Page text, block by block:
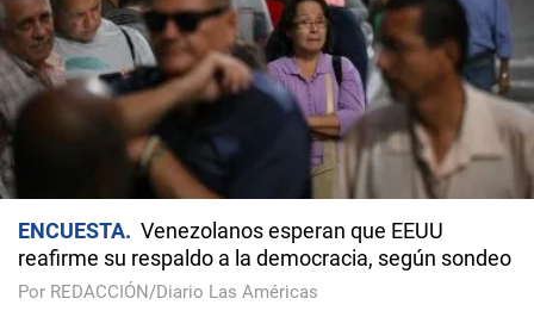
ENCUESTA
Venezolanos esperan que EEUU
reafirme su respaldo a la democracia, según sondeo
Por REDACCIÓN/Diario Las Américas